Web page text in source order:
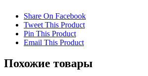
Share On Facebook
Tweet This Product
Pin This Product
Email This Product
Похожие товары